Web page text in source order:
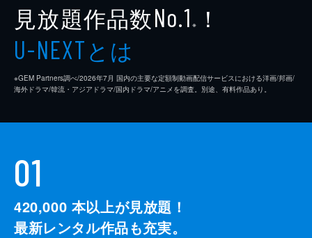
見放題作品数No.1 ※ ！
U-NEXTとは
※GEM Partners調べ/2026年7⽉ 国内の主要な定額制動画配信サービスにおける洋画/邦画/
海外ドラマ/韓流・アジアドラマ/国内ドラマ/アニメを調査。別途、有料作品あり。
01
420,000 本以上が見放題！
最新レンタル作品も充実。